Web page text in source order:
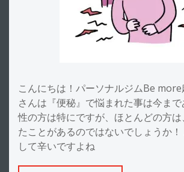
こんにちは！パーソナルジムBe
さんは『便秘』で悩まれた事は今ま
性の方は特にですが、ほとんどの方
たことがあるのではないでしょうか！
して辛いですよね